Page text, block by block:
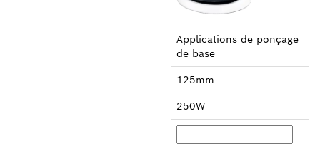
Applica­tions de ponçage
de base
125mm
250W